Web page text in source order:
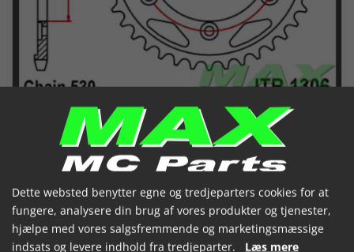
JT Bagkædehjul - JTR1306.43
CBR929RR
Dette websted benytter egne og tredjeparters cookies for at
fungere, analysere din brug af vores produkter og tjenester,
hjælpe med vores salgsfremmende og marketingsmæssige
indsats og levere indhold fra tredjeparter. Læs mere